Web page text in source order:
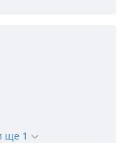
ще 1